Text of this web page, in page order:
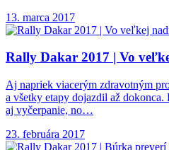
13. marca 2017
Rally Dakar 2017 | Vo
Aj napriek viacerým zdravotným
a všetky etapy dojazdil až
aj vyčerpanie, no…
23. februára 2017